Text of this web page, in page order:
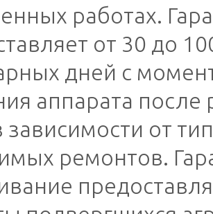
работах.
от 30 до
дней с
аппарата
зависимости от
ремонтов.